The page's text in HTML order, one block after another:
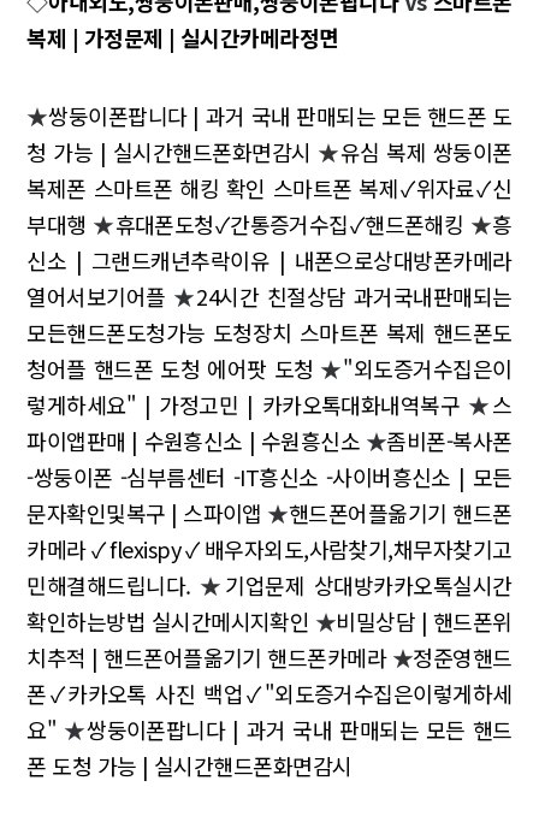
복제 | 가정문제 | 실시간카메라정면
★쌍둥이폰팝니다 | 과거 국내 판매되는 모든 핸드폰 도
청 가능 | 실시간핸드폰화면감시 ★유심 복제 쌍둥이폰
복제폰 스마트폰 해킹 확인 스마트폰 복제✓위자료✓신
부대행 ★휴대폰도청✓간통증거수집✓핸드폰해킹 ★흥
신소 | 그랜드캐년추락이유 | 내폰으로상대방폰카메라
열어서보기어플 ★24시간 친절상담 과거국내판매되는
모든핸드폰도청가능 도청장치 스마트폰 복제 핸드폰도
청어플 핸드폰 도청 에어팟 도청 ★"외도증거수집은이
렇게하세요" | 가정고민 | 카카오톡대화내역복구 ★스
파이앱판매 | 수원흥신소 | 수원흥신소★좀비폰-복사폰
-쌍둥이폰 -심부름센터 -IT흥신소 -사이버흥신소 | 모든
문자확인및복구 | 스파이앱 ★핸드폰어플옮기기 핸드폰
카메라✓flexispy✓배우자외도,사람찾기,채무자찾기고
민해결해드립니다. ★기업문제 상대방카카오톡실시간
확인하는방법 실시간메시지확인 ★비밀상담 | 핸드폰위
치추적 | 핸드폰어플옮기기 핸드폰카메라★정준영핸드
폰✓카카오톡 사진 백업✓"외도증거수집은이렇게하세
요" ★쌍둥이폰팝니다 | 과거 국내 판매되는 모든 핸드
폰 도청 가능 | 실시간핸드폰화면감시